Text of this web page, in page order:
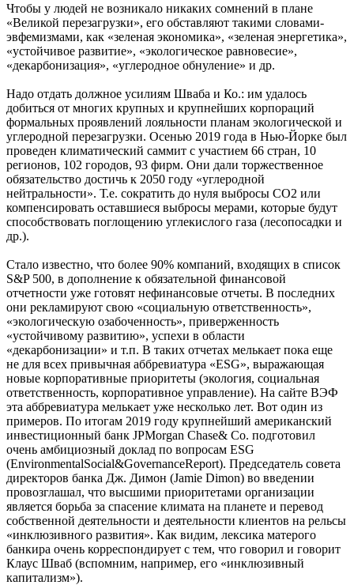
Чтобы у людей не возникало никаких сомнений в плане
«Великой перезагрузки», его обставляют такими словами-
эвфемизмами, как «зеленая экономика», «зеленая энергетика»,
«устойчивое развитие», «экологическое равновесие»,
«декарбонизация», «углеродное обнуление» и др.
Надо отдать должное усилиям Шваба и Ко.: им удалось
добиться от многих крупных и крупнейших корпораций
формальных проявлений лояльности планам экологической и
углеродной перезагрузки. Осенью 2019 года в Нью-Йорке был
проведен климатический саммит с участием 66 стран, 10
регионов, 102 городов, 93 фирм. Они дали торжественное
обязательство достичь к 2050 году «углеродной
нейтральности». Т.е. сократить до нуля выбросы СО2 или
компенсировать оставшиеся выбросы мерами, которые будут
способствовать поглощению углекислого газа (лесопосадки и
др.).
Стало известно, что более 90% компаний, входящих в список
S&P 500, в дополнение к обязательной финансовой
отчетности уже готовят нефинансовые отчеты. В последних
они рекламируют свою «социальную ответственность»,
«экологическую озабоченность», приверженность
«устойчивому развитию», успехи в области
«декарбонизации» и т.п. В таких отчетах мелькает пока еще
не для всех привычная аббревиатура «ESG», выражающая
новые корпоративные приоритеты (экология, социальная
ответственность, корпоративное управление). На сайте ВЭФ
эта аббревиатура мелькает уже несколько лет. Вот один из
примеров. По итогам 2019 году крупнейший американский
инвестиционный банк JPMorgan Chase& Co. подготовил
очень амбициозный доклад по вопросам ESG
(EnvironmentalSocial&GovernanceReport). Председатель совета
директоров банка Дж. Димон (Jamie Dimon) во введении
провозглашал, что высшими приоритетами организации
является борьба за спасение климата на планете и перевод
собственной деятельности и деятельности клиентов на рельсы
«инклюзивного развития». Как видим, лексика матерого
банкира очень корреспондирует с тем, что говорил и говорит
Клаус Шваб (вспомним, например, его «инклюзивный
капитализм»).